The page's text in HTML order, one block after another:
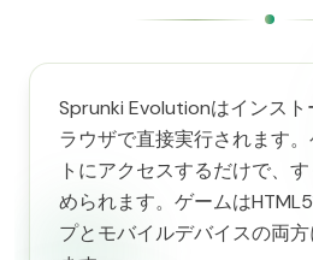
Sprunki Evolutionはインス
ラウザで直接実行されます
トにアクセスするだけで、
められます。ゲームは
プとモバイルデバイスの両